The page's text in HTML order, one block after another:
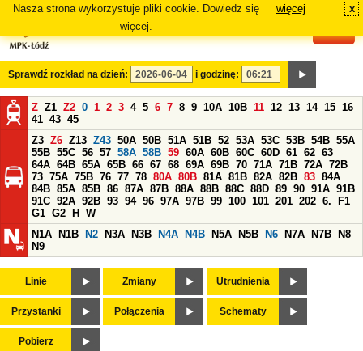
Nasza strona wykorzystuje pliki cookie. Dowiedz się
więcej.
więcej x
Sprawdź rozkład na dzień: i godzinę:
Z Z1 Z2 0 1 2 3 4 5 6 7 8 9 10A 10B 11 12 13 14 15 16
41 43 45
Z3 Z6 Z13 Z43 50A 50B 51A 51B 52 53A 53C 53B 54B 55A
55B 55C 56 57 58A 58B 59 60A 60B 60C 60D 61 62 63
64A 64B 65A 65B 66 67 68 69A 69B 70 71A 71B 72A 72B
73 75A 75B 76 77 78 80A 80B 81A 81B 82A 82B 83 84A
84B 85A 85B 86 87A 87B 88A 88B 88C 88D 89 90 91A 91B
91C 92A 92B 93 94 96 97A 97B 99 100 101 201 202 6.
F1
G1 G2 H
W
N1A
N1B N2 N3A N3B N4A N4B N5A N5B N6 N7A N7B
N8
N9
Linie Zmiany Utrudnienia
Przystanki Połączenia Schematy
Pobierz